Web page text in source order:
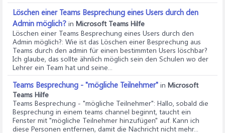
Löschen einer Teams Besprechung eines Users durch den
Admin möglich? in Microsoft Teams Hilfe
Löschen einer Teams Besprechung eines Users durch den
Admin möglich?: Wie ist das Löschen einer Besprechung aus
Teams durch den admin für einen bestimmten Users löschbar?
Ich glaube, das sollte ähnlich möglich sein den Schulen wo der
Lehrer ein Team hat und seine...
Teams Besprechung - "mögliche Teilnehmer" in Microsoft
Teams Hilfe
Teams Besprechung - "mögliche Teilnehmer": Hallo, sobald die
Besprechung in einem teams channel beginnt, taucht ein
Fenster mit "mögliche Teilnehmer hinzufügen" auf. Kann ich
diese Personen entfernen, damit die Nachricht nicht mehr...